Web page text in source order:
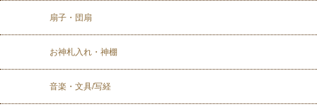
扇子・団扇
お神札入れ・神棚
音楽・文具/写経